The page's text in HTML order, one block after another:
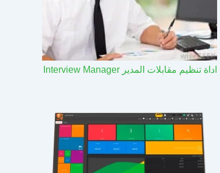
اداة تنظيم مقابلات المدير Interview Manager